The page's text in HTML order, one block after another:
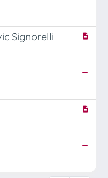
Signorelli